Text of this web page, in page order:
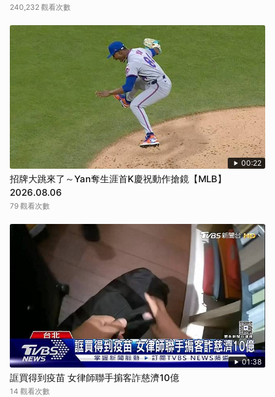
240,232 觀看次數
00:22
招牌大跳來了～Yan奪生涯首K慶祝動作搶鏡【MLB】
2026.08.06
79 觀看次數
01:38
誆買得到疫苗 女律師聯手掮客詐慈濟10億
14 觀看次數